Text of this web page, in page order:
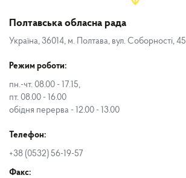
Полтавська обласна рада
Україна, 36014, м. Полтава, вул. Соборності, 45
Режим роботи:
пн.-чт. 08.00 - 17.15,
пт. 08.00 - 16.00
обідня перерва - 12.00 - 13.00
Телефон:
+38 (0532) 56-19-57
Факс: